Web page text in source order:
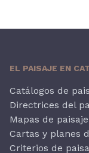
EL PAISAJE EN
Catálogos de
Directrices del
Mapas de paisaje
Cartas y planes
Criterios de